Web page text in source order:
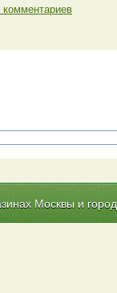
комментариев
Москвы и